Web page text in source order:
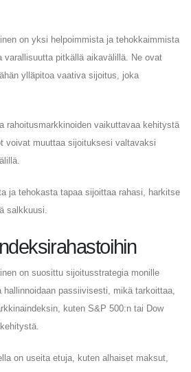
on yksi helpoimmista ja tehokkaimmista
varallisuutta pitkällä aikavälillä. Ne ovat
ylläpitoa vaativa sijoitus, joka
rahoitusmarkkinoiden vaikuttavaa kehitystä
voivat muuttaa sijoituksesi valtavaksi
ja tehokasta tapaa sijoittaa rahasi, harkitse
salkkuusi.
on suosittu sijoitusstrategia monille
passiivisesti, mikä tarkoittaa,
kuten S&P 500:n tai Dow
on useita etuja, kuten alhaiset maksut,